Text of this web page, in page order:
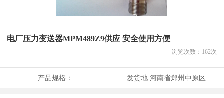
电厂压力变送器MPM489Z9供应 安全使用方便
浏览次数： 162次
产品规格： 发货地:河南省郑州中原区